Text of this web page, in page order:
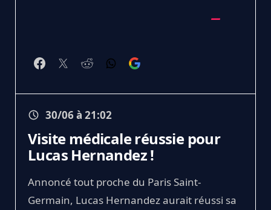
30/06 à 21:02
Visite médicale réussie pour
Lucas Hernandez !
Annoncé tout proche du Paris Saint-
Germain, Lucas Hernandez aurait réussi sa